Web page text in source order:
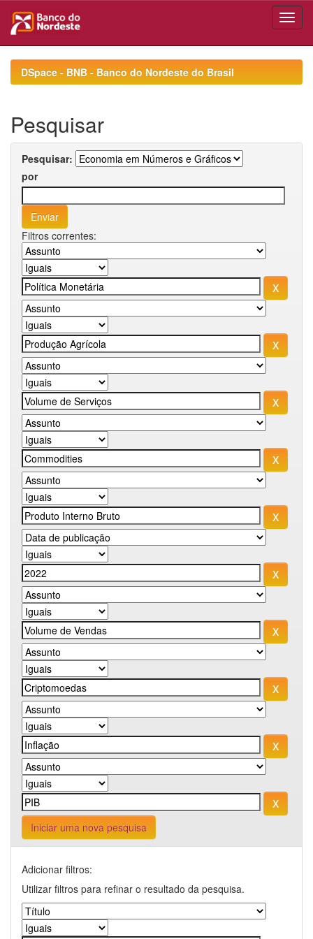
navigationDSpace - BNB - Banco do Nordeste do Brasil
Pesquisar
Pesquisar:
por
Filtros correntes:
Iniciar uma nova pesquisa
Adicionar filtros:
Utilizar filtros para refinar o resultado da pesquisa.